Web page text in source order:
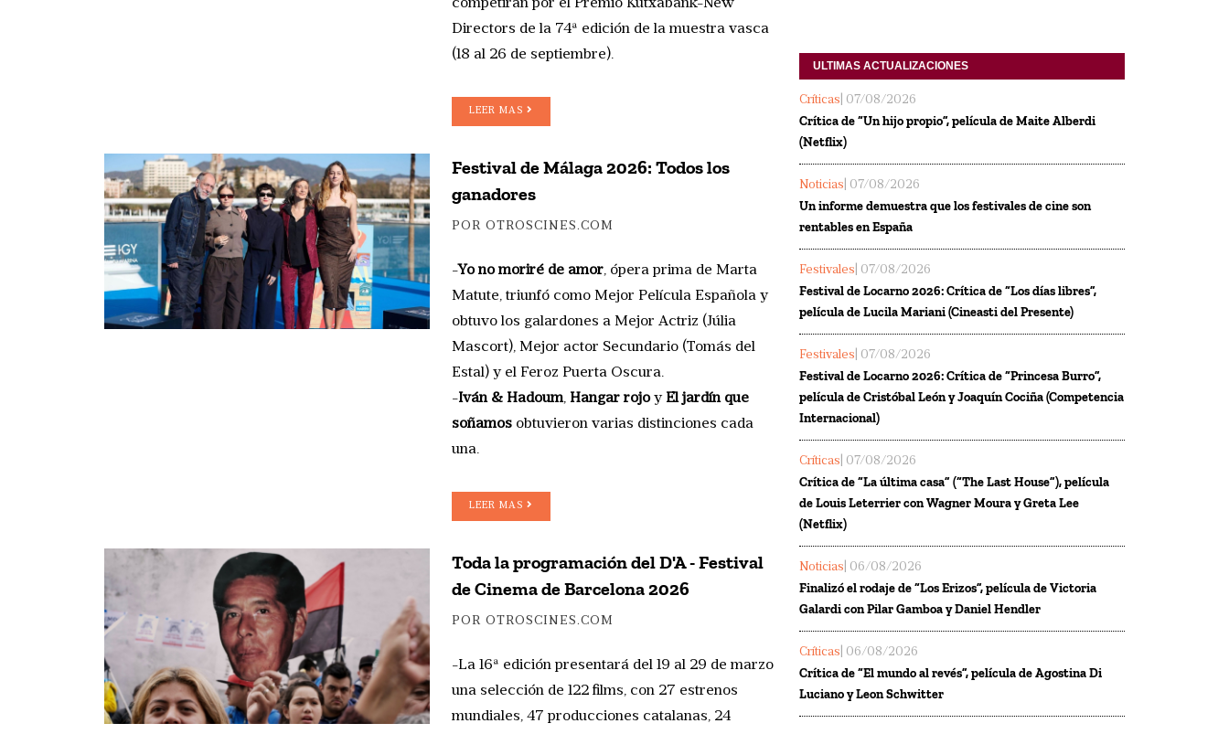
competirán por el Premio Kutxabank-New
Directors de la 74ª edición de la muestra vasca
(18 al 26 de septiembre).
LEER MAS
Festival de Málaga 2026: Todos los
ganadores
POR OTROSCINES.COM
-Yo no moriré de amor, ópera prima de Marta
Matute, triunfó como Mejor Película Española y
obtuvo los galardones a Mejor Actriz (Júlia
Mascort), Mejor actor Secundario (Tomás del
Estal) y el Feroz Puerta Oscura.
-Iván & Hadoum, Hangar rojoy El jardín que
soñamos obtuvieron varias distinciones cada
una.
LEER MAS
Toda la programación del D'A - Festival
de Cinema de Barcelona 2026
POR OTROSCINES.COM
-La 16ª edición presentará del 19 al 29 de marzo
una selección de 122 films, con 27 estrenos
mundiales, 47 producciones catalanas, 24
ULTIMAS ACTUALIZACIONES
Críticas | 07/08/2026
Crítica de “Un hijo propio”, película de Maite Alberdi
(Netflix)
Noticias | 07/08/2026
Un informe demuestra que los festivales de cine son
rentables en España
Festivales | 07/08/2026
Festival de Locarno 2026: Crítica de “Los días libres”,
película de Lucila Mariani (Cineasti del Presente)
Festivales | 07/08/2026
Festival de Locarno 2026: Crítica de “Princesa Burro”,
película de Cristóbal León y Joaquín Cociña (Competencia
Internacional)
Críticas | 07/08/2026
Crítica de “La última casa” (“The Last House”), película
de Louis Leterrier con Wagner Moura y Greta Lee
(Netflix)
Noticias | 06/08/2026
Finalizó el rodaje de “Los Erizos”, película de Victoria
Galardi con Pilar Gamboa y Daniel Hendler
Críticas | 06/08/2026
Crítica de “El mundo al revés”, película de Agostina Di
Luciano y Leon Schwitter